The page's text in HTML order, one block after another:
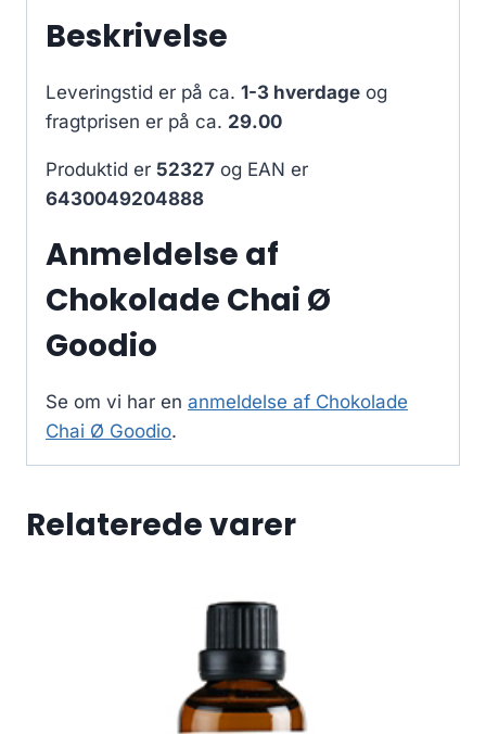
Beskrivelse
Leveringstid er på ca. 1-3 hverdage og
fragtprisen er på ca. 29.00
Produktid er 52327 og EAN er
6430049204888
Anmeldelse af
Chokolade Chai Ø
Goodio
Se om vi har en anmeldelse af Chokolade
Chai Ø Goodio.
Relaterede varer